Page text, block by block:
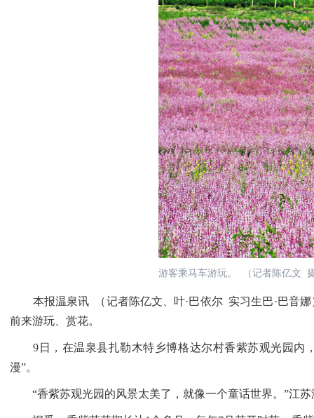
游客乘马车游玩。 （记者陈亿文
本报温泉讯 （记者陈亿文、叶·巴依尔 实习生巴·巴音娜
前来游玩、赏花。
9日，在温泉县扎勒木特乡博格达尔村香紫苏观光园内
漫”。
“香紫苏观光园的风景太美了，就像一个童话世界。”江苏